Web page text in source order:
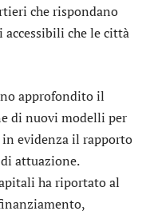
che rispondano
che le città
approfondito il
di nuovi modelli per
in evidenza il rapporto
attuazione.
ha riportato al